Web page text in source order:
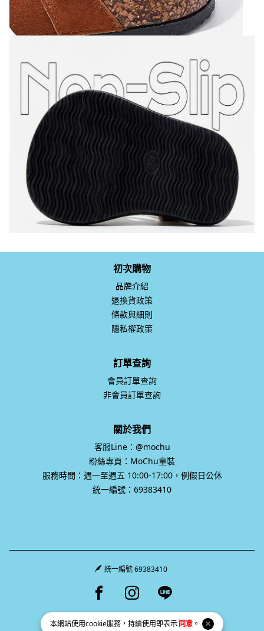
本網站使用cookie服務，持續使用即表示同意 。
初次購物
品牌介紹
退換貨政策
條款與細則
隱私權政策
訂單查詢
會員訂單查詢
非會員訂單查詢
關於我們
客服Line：@mochu
粉絲專頁：MoChu童裝
服務時間：週一至週五 10:00-17:00，例假日公休
統一編號：69383410
統一編號 69383410
Facebook page
Instagram page
Line page